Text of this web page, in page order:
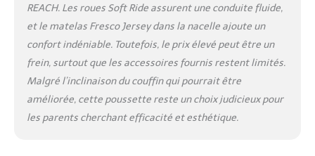
roulements à billes qui
assurent une conduite
fluide sur tous les types
de terrain SIEGE AUTO i-
SIZE : Homologué i-Size
ECE R129/03, le Primo
Viaggio SLK voyage dos à
la route jusqu'à 87 cm et
13 kg, adapté également
REACH. Les roues Soft Ride assurent une conduite fluide,
et le matelas Fresco Jersey dans la nacelle ajoute un
confort indéniable. Toutefois, le prix élevé peut être un
frein, surtout que les accessoires fournis restent limités.
Malgré l’inclinaison du couffin qui pourrait être
améliorée, cette poussette reste un choix judicieux pour
les parents cherchant efficacité et esthétique.